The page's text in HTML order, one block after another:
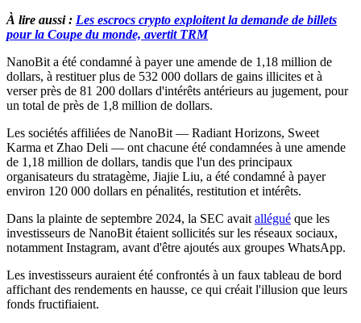
À lire aussi : Les escrocs crypto exploitent la demande de billets
pour la Coupe du monde, avertit TRM
NanoBit a été condamné à payer une amende de 1,18 million de
dollars, à restituer plus de 532 000 dollars de gains illicites et à
verser près de 81 200 dollars d'intérêts antérieurs au jugement, pour
un total de près de 1,8 million de dollars.
Les sociétés affiliées de NanoBit — Radiant Horizons, Sweet
Karma et Zhao Deli — ont chacune été condamnées à une amende
de 1,18 million de dollars, tandis que l'un des principaux
organisateurs du stratagème, Jiajie Liu, a été condamné à payer
environ 120 000 dollars en pénalités, restitution et intérêts.
Dans la plainte de septembre 2024, la SEC avait allégué que les
investisseurs de NanoBit étaient sollicités sur les réseaux sociaux,
notamment Instagram, avant d'être ajoutés aux groupes WhatsApp.
Les investisseurs auraient été confrontés à un faux tableau de bord
affichant des rendements en hausse, ce qui créait l'illusion que leurs
fonds fructifiaient.